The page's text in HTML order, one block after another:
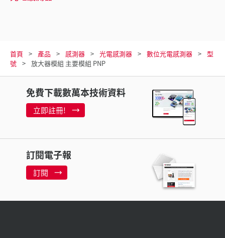
首頁 產品 感測器 光電感測器 數位光電感測器
型
號
放大器模組 主要模組 PNP
免費下載數萬本技術資料
立即註冊!
訂閱電子報
訂閱